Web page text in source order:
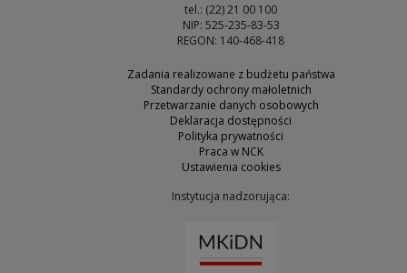
tel.: (22) 21 00 100
NIP: 525-235-83-53
REGON: 140-468-418
Zadania realizowane z budżetu państwa
Standardy ochrony małoletnich
Przetwarzanie danych osobowych
Deklaracja dostępności
Polityka prywatności
Praca w NCK
Ustawienia cookies
Instytucja nadzorująca: